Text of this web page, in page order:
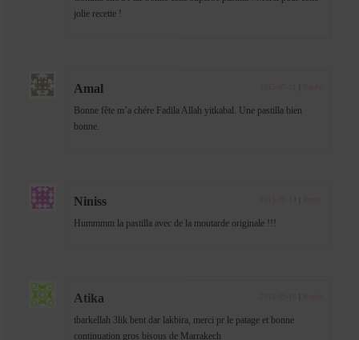
jolie recette !
Amal
Bonne fête m’a chére Fadila Allah yitkabal. Une pastilla bien
bonne.
Niniss
Hummmm la pastilla avec de la moutarde originale !!!
Atika
tbarkellah 3lik bent dar lakbira, merci pr le patage et bonne
continuation gros bisous de Marrakech